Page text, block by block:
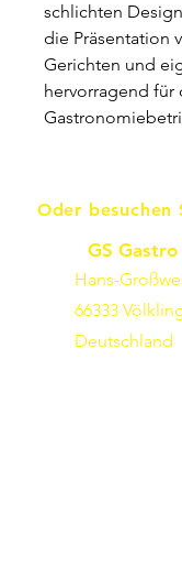
schlichten
die Präsentation
Gerichten und
hervorragend für
Oder besuchen
GS
Hans-
66333
Deutschland